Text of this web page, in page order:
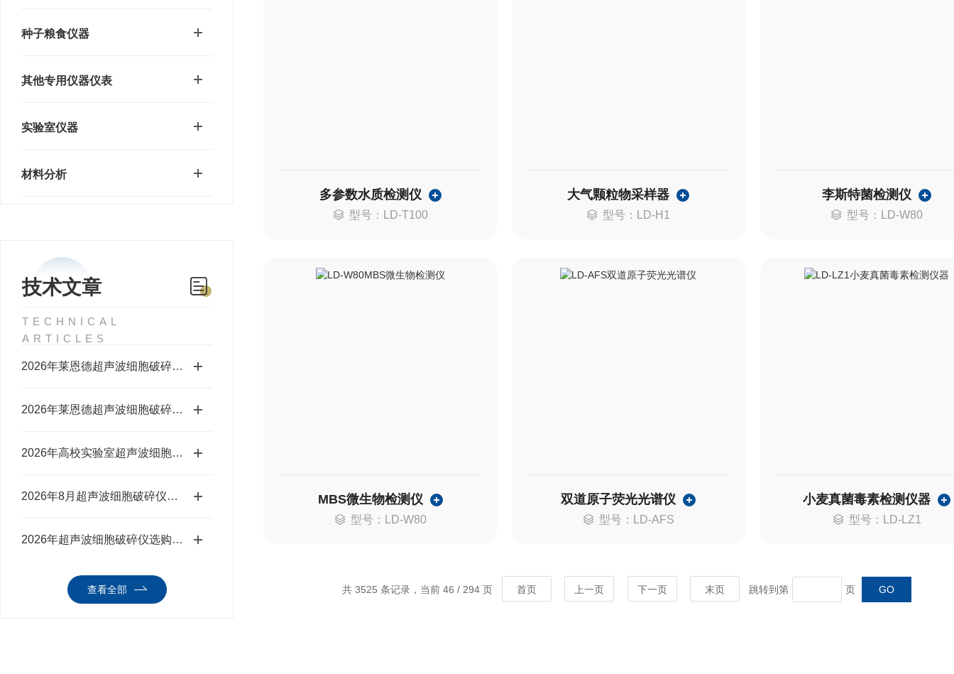
种子粮食仪器
其他专用仪器仪表
实验室仪器
材料分析
技术文章
TECHNICAL
ARTICLES
2026年莱恩德超声波细胞破碎仪实验室选型测评
2026年莱恩德超声波细胞破碎仪科研选型攻略
2026年高校实验室超声波细胞破碎仪选购全指南
2026年8月超声波细胞破碎仪怎么选？药检院适用测评
2026年超声波细胞破碎仪选购攻略（适配第三方检测）
查看全部
多参数水质检测仪
型号：LD-T100
大气颗粒物采样器
型号：LD-H1
李斯特菌检测仪
型号：LD-W80
MBS微生物检测仪
型号：LD-W80
双道原子荧光光谱仪
型号：LD-AFS
小麦真菌毒素检测仪器
型号：LD-LZ1
共 3525 条记录，当前 46 / 294 页 首页 上一页 下一页 末页 跳转到第 页